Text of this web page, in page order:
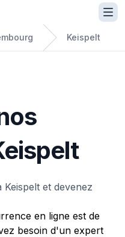
Keispelt
et devenez
en ligne est de
besoin d'un expert